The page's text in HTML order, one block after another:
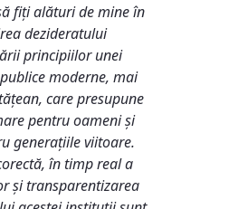
fiți alături de mine în
dezideratului
principiilor unei
moderne, mai
care presupune
pentru oameni și
generațiile viitoare.
în timp real a
și transparentizarea